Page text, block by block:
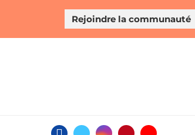
Rejoindre la communauté